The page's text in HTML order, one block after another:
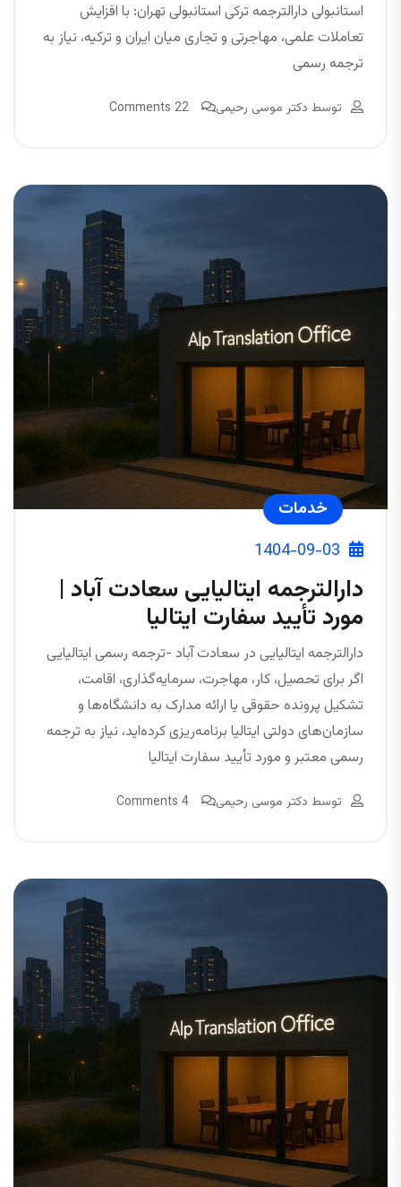
استانبولی دارالترجمه ترکی استانبولی تهران: با افزایش
تعاملات علمی، مهاجرتی و تجاری میان ایران و ترکیه، نیاز به
ترجمه رسمی
توسط دکتر موسی رحیمی 22 Comments
خدمات
1404-09-03
دارالترجمه ایتالیایی سعادت آباد |
مورد تأیید سفارت ایتالیا
دارالترجمه ایتالیایی در سعادت آباد -ترجمه رسمی ایتالیایی
اگر برای تحصیل، کار، مهاجرت، سرمایه‌گذاری، اقامت،
تشکیل پرونده حقوقی یا ارائه مدارک به دانشگاه‌ها و
سازمان‌های دولتی ایتالیا برنامه‌ریزی کرده‌اید، نیاز به ترجمه
رسمی معتبر و مورد تأیید سفارت ایتالیا
توسط دکتر موسی رحیمی 4 Comments